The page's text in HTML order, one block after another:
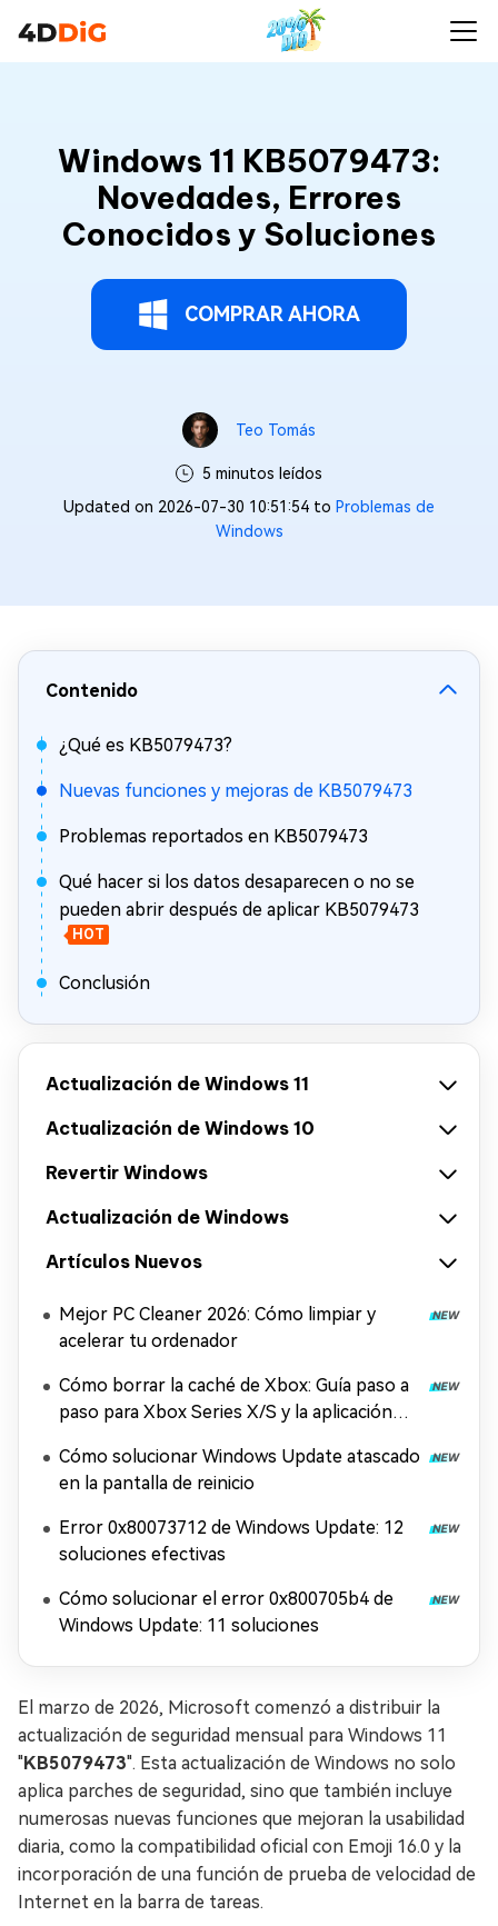
Windows 11 KB5079473:
Novedades, Errores
Conocidos y Soluciones
COMPRAR AHORA
Teo Tomás
5 minutos leídos
Updated on 2026-07-30 10:51:54 to Problemas de
Windows
Contenido
¿Qué es KB5079473?
Nuevas funciones y mejoras de KB5079473
Problemas reportados en KB5079473
Qué hacer si los datos desaparecen o no se
pueden abrir después de aplicar KB5079473
HOT
Conclusión
Actualización de Windows 11
Actualización de Windows 10
Revertir Windows
Actualización de Windows
Artículos Nuevos
Mejor PC Cleaner 2026: Cómo limpiar y
acelerar tu ordenador
Cómo borrar la caché de Xbox: Guía paso a
paso para Xbox Series X/S y la aplicación
Cómo solucionar Windows Update atascado
en la pantalla de reinicio
Error 0x80073712 de Windows Update: 12
soluciones efectivas
Cómo solucionar el error 0x800705b4 de
Windows Update: 11 soluciones
El marzo de 2026, Microsoft comenzó a distribuir la
actualización de seguridad mensual para Windows 11
"KB5079473". Esta actualización de Windows no solo
aplica parches de seguridad, sino que también incluye
numerosas nuevas funciones que mejoran la usabilidad
diaria, como la compatibilidad oficial con Emoji 16.0 y la
incorporación de una función de prueba de velocidad de
Internet en la barra de tareas.